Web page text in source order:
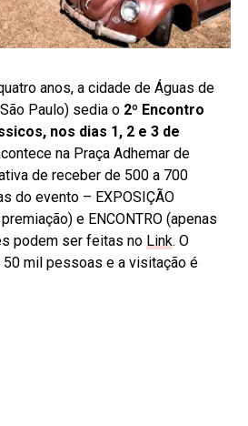
anos, a cidade de Águas de
Paulo) sedia o 2º Encontro
nos dias 1, 2 e 3 de
na Praça Adhemar de
de receber de 500 a 700
do evento – EXPOSIÇÃO
e ENCONTRO (apenas
podem ser feitas no Link. O
mil pessoas e a visitação é